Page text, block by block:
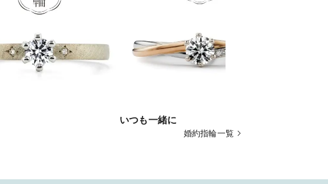
いつも一緒に
婚約指輪一覧